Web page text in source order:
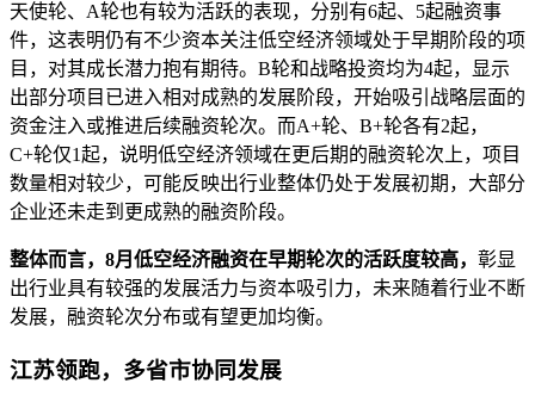
天使轮、A轮也有较为活跃的表现，分别有6起、5起融资事
件，这表明仍有不少资本关注低空经济领域处于早期阶段的项
目，对其成长潜力抱有期待。B轮和战略投资均为4起，显示
出部分项目已进入相对成熟的发展阶段，开始吸引战略层面的
资金注入或推进后续融资轮次。而A+轮、B+轮各有2起，
C+轮仅1起，说明低空经济领域在更后期的融资轮次上，项目
数量相对较少，可能反映出行业整体仍处于发展初期，大部分
企业还未走到更成熟的融资阶段。
整体而言，8月低空经济融资在早期轮次的活跃度较高， 彰显
出行业具有较强的发展活力与资本吸引力，未来随着行业不断
发展，融资轮次分布或有望更加均衡。
江苏领跑，多省市协同发展